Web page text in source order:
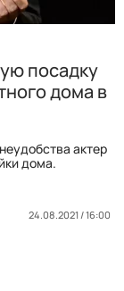
посадку
дома в
актер
дома.
24.08.2021 / 16:00